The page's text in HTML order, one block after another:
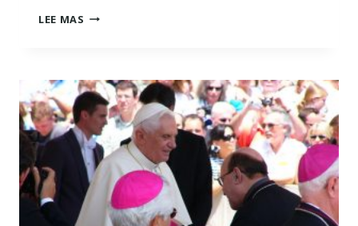
LEE MAS LA
INFILTRADA
EN
EL
MOVIMIENTO
EVANGÉLICO